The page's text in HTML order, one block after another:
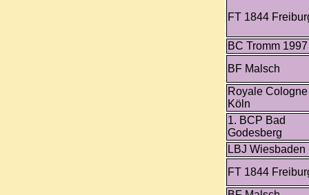
FT 1844
BC Tromm 1997
BF Malsch
Royale Cologne
Köln
1. BCP Bad
Godesberg
LBJ Wiesbaden
FT 1844